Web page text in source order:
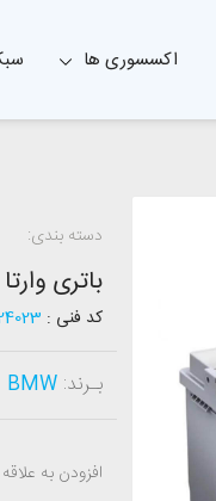
اکسسوری ها
دسته بندی:
باتری وارتا 95 آمپر
کد فنی :
بـرند: BMW
افزودن به